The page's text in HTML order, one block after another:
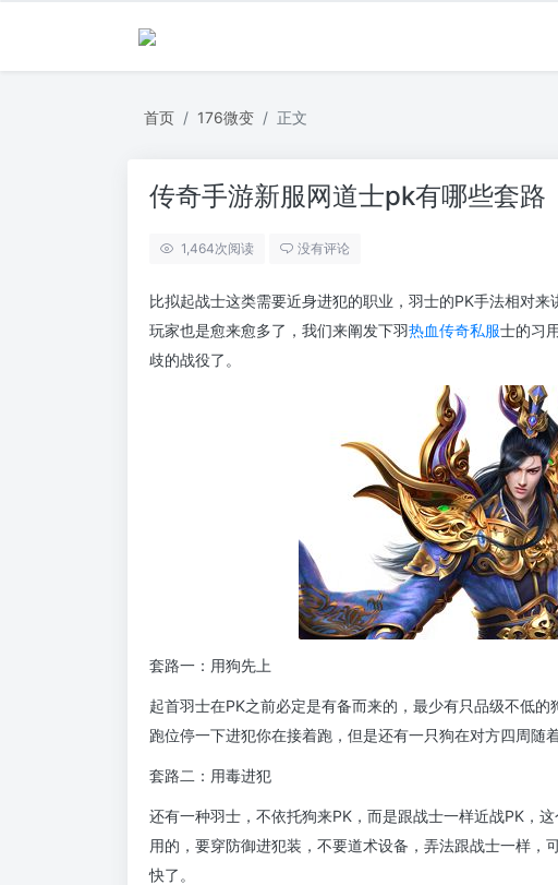
首页 176微变 正文
传奇手游新服网道士pk有哪些套路
1,464次阅读 没有评论
比拟起战士这类需要近身进犯的职业，羽士的PK手法相对来
玩家也是愈来愈多了，我们来阐发下羽热血传奇私服士的习
歧的战役了。
套路一：用狗先上
起首羽士在PK之前必定是有备而来的，最少有只品级不低
跑位停一下进犯你在接着跑，但是还有一只狗在对方四周随
套路二：用毒进犯
还有一种羽士，不依托狗来PK，而是跟战士一样近战PK，
用的，要穿防御进犯装，不要道术设备，弄法跟战士一样
快了。